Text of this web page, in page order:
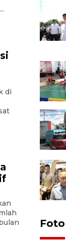
di
Foto